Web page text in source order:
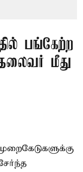
பங்கேற்ற
மீது